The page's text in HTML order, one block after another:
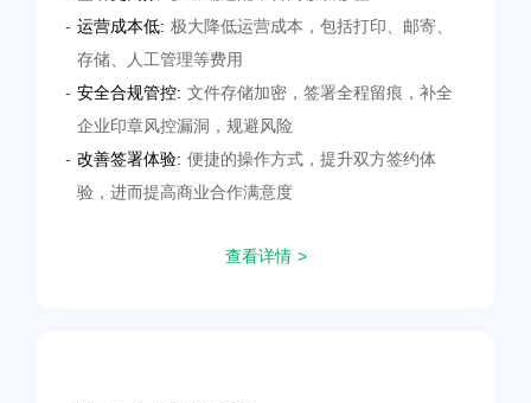
- 运营成本低:极大降低运营成本，包括打印、邮寄、
存储、人工管理等费用
- 安全合规管控:文件存储加密，签署全程留痕，补全
企业印章风控漏洞，规避风险
- 改善签署体验:便捷的操作方式，提升双方签约体
验，进而提高商业合作满意度
查看详情 >